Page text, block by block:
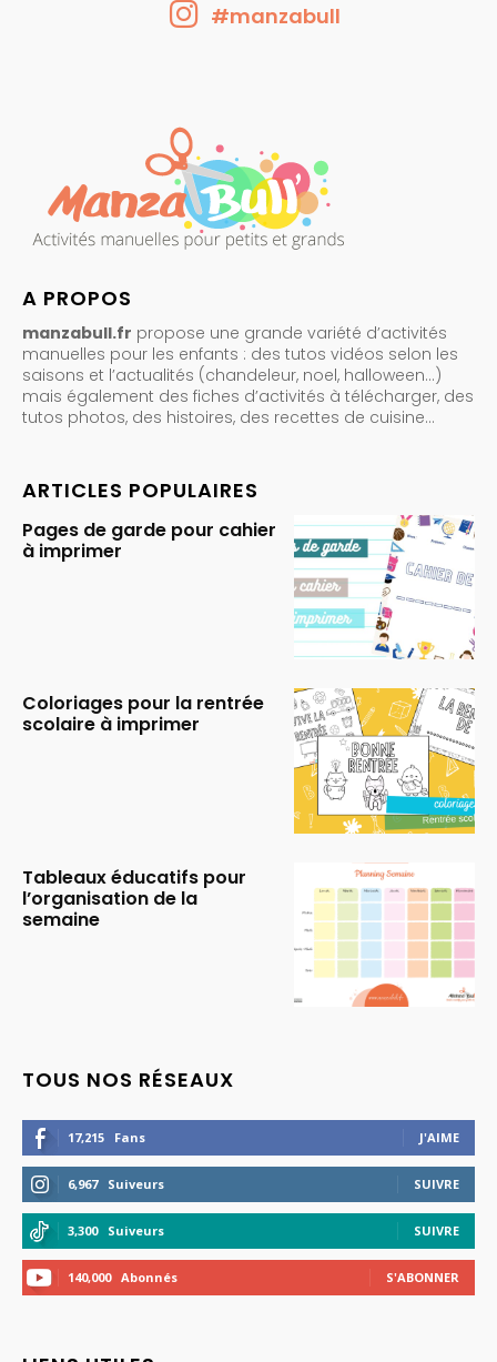
#manzabull
A PROPOS
manzabull.fr propose une grande variété d’activités
manuelles pour les enfants : des tutos vidéos selon les
saisons et l’actualités (chandeleur, noel, halloween…)
mais également des fiches d’activités à télécharger, des
tutos photos, des histoires, des recettes de cuisine…
ARTICLES POPULAIRES
Pages de garde pour cahier
à imprimer
Coloriages pour la rentrée
scolaire à imprimer
Tableaux éducatifs pour
l’organisation de la
semaine
TOUS NOS RÉSEAUX
17,215 Fans J'AIME
6,967 Suiveurs SUIVRE
3,300 Suiveurs SUIVRE
140,000 Abonnés S'ABONNER